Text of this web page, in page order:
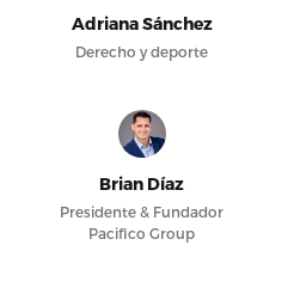
Adriana Sánchez
Derecho y deporte
Brian Díaz
Presidente & Fundador
Pacifico Group